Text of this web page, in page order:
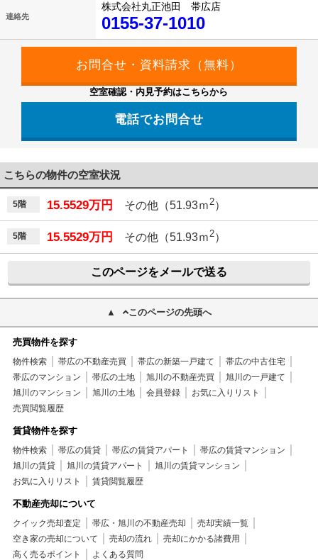
連絡先
株式会社丸正池田 帯広店
0155-37-1010
空室確認・内見予約はこちらから
電話でお問合せ
こちらの物件の空室状況
5階 15.5529万円 その他（51.93ｍ2）
5階 15.5529万円 その他（51.93ｍ2）
このページをメールで送る
このページの先頭へ
売買物件を探す
物件検索 帯広の不動産売買 帯広の新築一戸建て
帯広の中古住宅
帯広のマンション
帯広の土地 旭川の不動産売買
旭川の一戸建て
旭川のマンション
旭川の土地 会員登録
お気に入りリスト
売買閲覧履歴
賃貸物件を探す
物件検索 帯広の賃貸 帯広の賃貸アパート
帯広の賃貸マンション
旭川の賃貸
旭川の賃貸アパート
旭川の賃貸マンション
お気に入りリスト
賃貸閲覧履歴
不動産売却について
クイック売却査定 帯広・旭川の不動産売却
売却実績一覧
空き家の売却について
売却の流れ
売却にかかる諸費用
高く売るポイント
よくある質問